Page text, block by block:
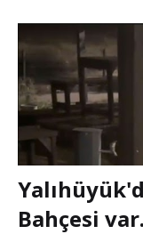
Bahçesi